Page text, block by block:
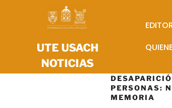
UTE USACH
NOTICIAS
PERSONAS:
MEMORIA